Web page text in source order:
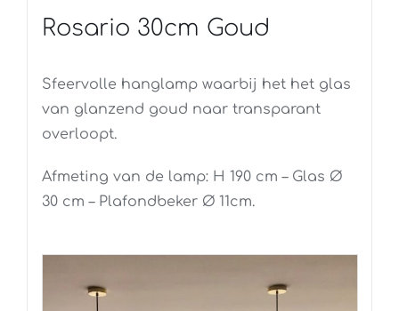
Rosario 30cm Goud
Sfeervolle hanglamp waarbij het het glas
van glanzend goud naar transparant
overloopt.
Afmeting van de lamp: H 190 cm – Glas Ø
30 cm – Plafondbeker Ø 11cm.